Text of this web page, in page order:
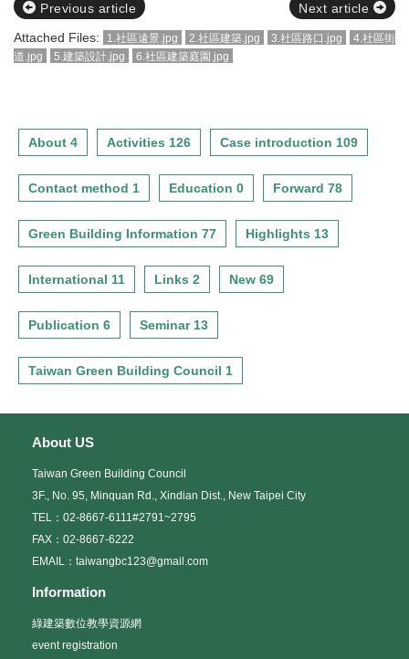
Previous article
Next article
Attached Files:
1.社區遠景.jpg 2.社區建築.jpg 3.社區路口.jpg
4.社區街
道.jpg
5.建築設計.jpg 6.社區建築庭園.jpg
About 4 Activities 126 Case introduction 109
Contact method 1 Education 0 Forward 78
Green Building Information 77 Highlights 13
International 11 Links 2 New 69
Publication 6 Seminar 13
Taiwan Green Building Council 1
About US
Taiwan Green Building Council
3F., No. 95, Minquan Rd., Xindian Dist., New Taipei City
TEL：02-8667-6111#2791~2795
FAX：02-8667-6222
EMAIL：taiwangbc123@gmail.com
Information
綠建築數位教學資源網
event registration